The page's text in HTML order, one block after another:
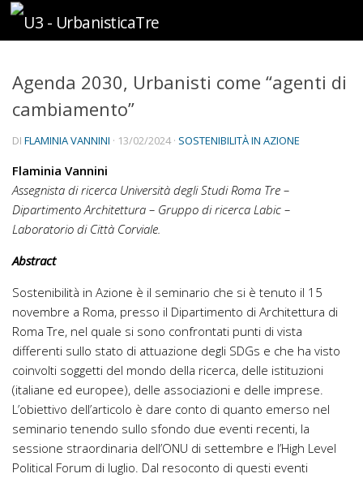
Sotto il contenuto
Agenda 2030, Urbanisti come “agenti di
cambiamento”
DI FLAMINIA VANNINI · 13/02/2024· SOSTENIBILITÀ IN AZIONE
Flaminia Vannini
Assegnista di ricerca Università degli Studi Roma Tre –
Dipartimento Architettura – Gruppo di ricerca Labic –
Laboratorio di Città Corviale.
Abstract
Sostenibilità in Azione è il seminario che si è tenuto il 15
novembre a Roma, presso il Dipartimento di Architettura di
Roma Tre, nel quale si sono confrontati punti di vista
differenti sullo stato di attuazione degli SDGs e che ha visto
coinvolti soggetti del mondo della ricerca, delle istituzioni
(italiane ed europee), delle associazioni e delle imprese.
L’obiettivo dell’articolo è dare conto di quanto emerso nel
seminario tenendo sullo sfondo due eventi recenti, la
sessione straordinaria dell’ONU di settembre e l’High Level
Political Forum di luglio. Dal resoconto di questi eventi